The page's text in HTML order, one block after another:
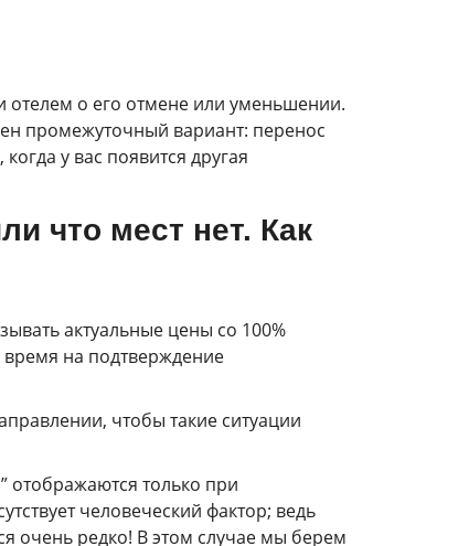
отелем о его отмене или уменьшении.
промежуточный вариант: перенос
у вас появится другая
что мест нет. Как
актуальные цены со 100%
время на подтверждение
чтобы такие ситуации
отображаются только при
человеческий фактор; ведь
очень редко! В этом случае мы берем